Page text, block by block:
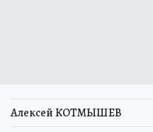
Алексей КОТМЫШЕВ